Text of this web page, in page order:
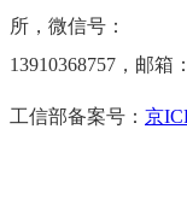
所，微信号：
13910368757，邮箱：
工信部备案号： 京